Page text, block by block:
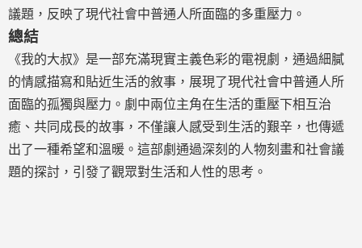
議題，反映了現代社會中普通人所面臨的多重壓力。
總結
《我的大叔》是一部充滿現實主義色彩的電視劇，通過細膩
的情感描寫和貼近生活的敘事，展現了現代社會中普通人所
面臨的孤獨與壓力。劇中兩位主角在生活的重壓下相互治
癒、共同成長的故事，不僅讓人感受到生活的艱辛，也傳遞
出了一種希望和溫暖。這部劇通過深刻的人物刻畫和社會議
題的探討，引發了觀眾對生活和人性的思考。